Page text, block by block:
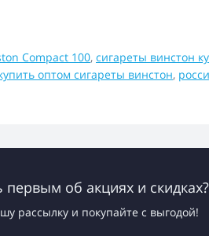
Compact 100, сигареты винстон
оптом сигареты винстон,
первым об акциях и скидках?
рассылку и покупайте с выгодой!